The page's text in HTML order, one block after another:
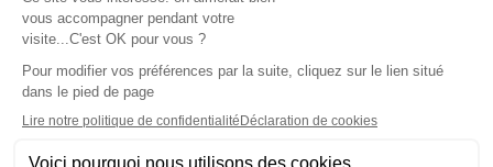
Téléchargez l'application
Les cookies
Gestion des cookies